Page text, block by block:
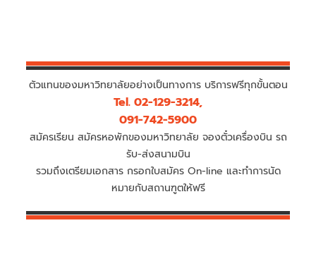
ตัวแทนของมหาวิทยาลัยอย่างเป็นทางการ บริการฟรีทุกขั้นตอน
Tel. 02-129-3214,
091-742-5900
สมัครเรียน สมัครหอพักของมหาวิทยาลัย จองตั๋วเครื่องบิน รถ
รับ-ส่งสนามบิน
รวมถึงเตรียมเอกสาร กรอกใบสมัคร On-line และทำการนัด
หมายกับสถานฑูตให้ฟรี